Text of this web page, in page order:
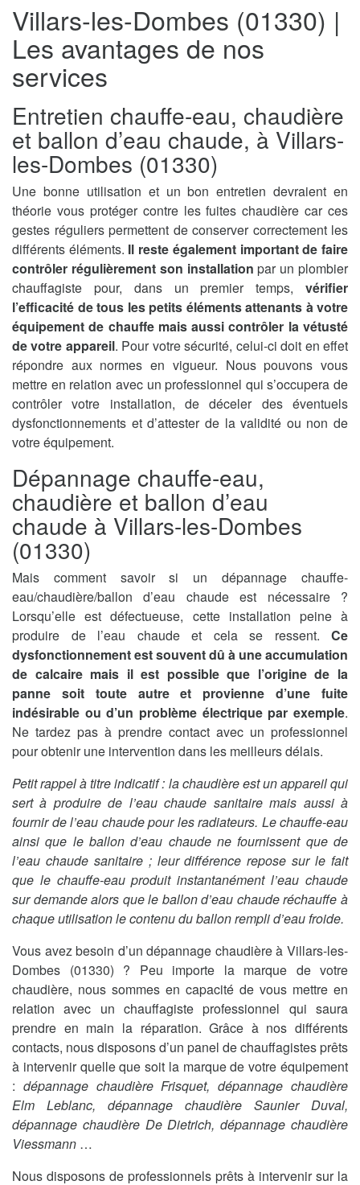
Villars-les-Dombes (01330) |
Les avantages de nos
services
Entretien chauffe-eau, chaudière
et ballon d’eau chaude, à Villars-
les-Dombes (01330)
Une bonne utilisation et un bon entretien devraient en
théorie vous protéger contre les fuites chaudière car ces
gestes réguliers permettent de conserver correctement les
différents éléments. Il reste également important de faire
contrôler régulièrement son installation par un plombier
chauffagiste pour, dans un premier temps, vérifier
l’efficacité de tous les petits éléments attenants à votre
équipement de chauffe mais aussi contrôler la vétusté
de votre appareil. Pour votre sécurité, celui-ci doit en effet
répondre aux normes en vigueur. Nous pouvons vous
mettre en relation avec un professionnel qui s’occupera de
contrôler votre installation, de déceler des éventuels
dysfonctionnements et d’attester de la validité ou non de
votre équipement.
Dépannage chauffe-eau,
chaudière et ballon d’eau
chaude à Villars-les-Dombes
(01330)
Mais comment savoir si un dépannage chauffe-
eau/chaudière/ballon d’eau chaude est nécessaire ?
Lorsqu’elle est défectueuse, cette installation peine à
produire de l’eau chaude et cela se ressent. Ce
dysfonctionnement est souvent dû à une accumulation
de calcaire mais il est possible que l’origine de la
panne soit toute autre et provienne d’une fuite
indésirable ou d’un problème électrique par exemple.
Ne tardez pas à prendre contact avec un professionnel
pour obtenir une intervention dans les meilleurs délais.
Petit rappel à titre indicatif : la chaudière est un appareil qui
sert à produire de l’eau chaude sanitaire mais aussi à
fournir de l’eau chaude pour les radiateurs. Le chauffe-eau
ainsi que le ballon d’eau chaude ne fournissent que de
l’eau chaude sanitaire ; leur différence repose sur le fait
que le chauffe-eau produit instantanément l’eau chaude
sur demande alors que le ballon d’eau chaude réchauffe à
chaque utilisation le contenu du ballon rempli d’eau froide.
Vous avez besoin d’un dépannage chaudière à Villars-les-
Dombes (01330) ? Peu importe la marque de votre
chaudière, nous sommes en capacité de vous mettre en
relation avec un chauffagiste professionnel qui saura
prendre en main la réparation. Grâce à nos différents
contacts, nous disposons d’un panel de chauffagistes prêts
à intervenir quelle que soit la marque de votre équipement
: dépannage chaudière Frisquet, dépannage chaudière
Elm Leblanc, dépannage chaudière Saunier Duval,
dépannage chaudière De Dietrich, dépannage chaudière
Viessmann …
Nous disposons de professionnels prêts à intervenir sur la